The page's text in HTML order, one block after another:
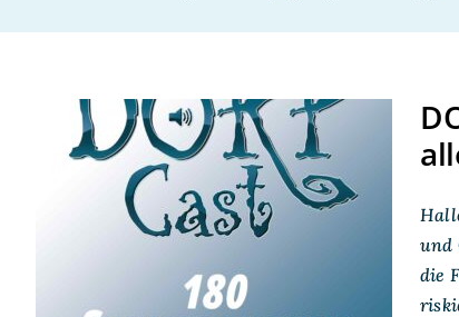
DORPCast 180:
Spielermotivation –
Warum eine Gruppe
alleinstehender Recken
ins Abenteuer zieht
und
die